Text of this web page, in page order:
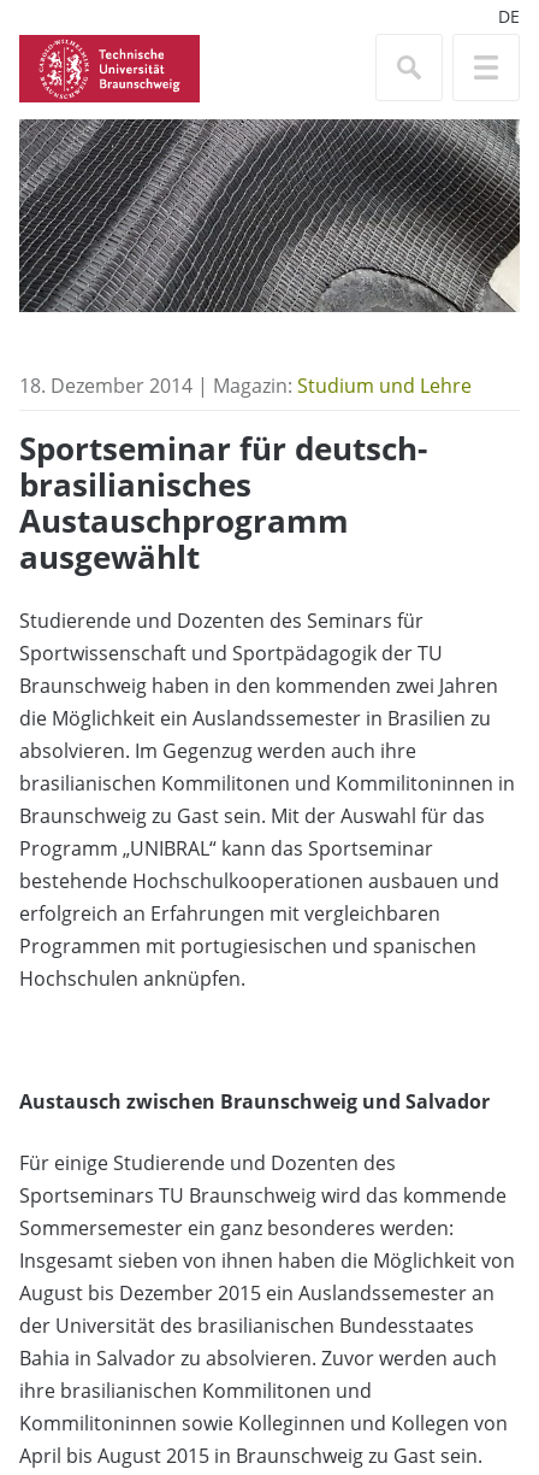
DE
18. Dezember 2014 | Magazin: Studium und Lehre
Sportseminar für deutsch-
brasilianisches
Austauschprogramm
ausgewählt
Studierende und Dozenten des Seminars für
Sportwissenschaft und Sportpädagogik der TU
Braunschweig haben in den kommenden zwei Jahren
die Möglichkeit ein Auslandssemester in Brasilien zu
absolvieren. Im Gegenzug werden auch ihre
brasilianischen Kommilitonen und Kommilitoninnen in
Braunschweig zu Gast sein. Mit der Auswahl für das
Programm „UNIBRAL“ kann das Sportseminar
bestehende Hochschulkooperationen ausbauen und
erfolgreich an Erfahrungen mit vergleichbaren
Programmen mit portugiesischen und spanischen
Hochschulen anknüpfen.
Austausch zwischen Braunschweig und Salvador
Für einige Studierende und Dozenten des
Sportseminars TU Braunschweig wird das kommende
Sommersemester ein ganz besonderes werden:
Insgesamt sieben von ihnen haben die Möglichkeit von
August bis Dezember 2015 ein Auslandssemester an
der Universität des brasilianischen Bundesstaates
Bahia in Salvador zu absolvieren. Zuvor werden auch
ihre brasilianischen Kommilitonen und
Kommilitoninnen sowie Kolleginnen und Kollegen von
April bis August 2015 in Braunschweig zu Gast sein.